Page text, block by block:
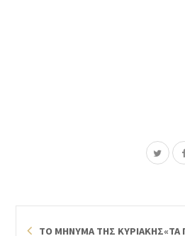
ΤΟ ΜΗΝΥΜΑ ΤΗΣ ΚΥΡΙΑΚΗΣ«ΤΑ